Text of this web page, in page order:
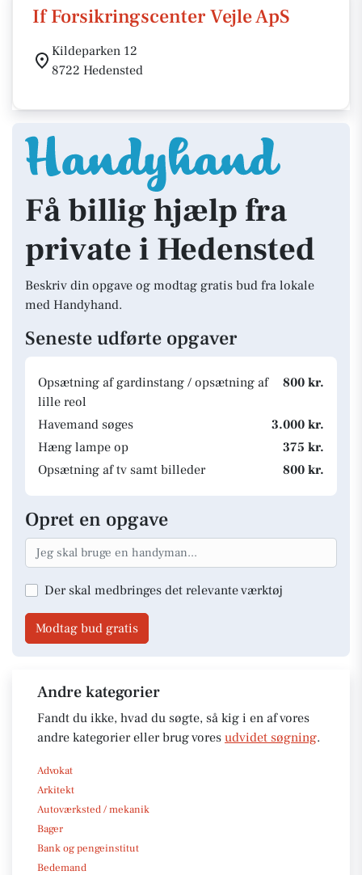
If Forsikringscenter Vejle ApS
Kildeparken 12
8722 Hedensted
Få billig hjælp fra
private i Hedensted
Beskriv din opgave og modtag gratis bud fra lokale
med Handyhand.
Seneste udførte opgaver
Opsætning af gardinstang / opsætning af
lille reol
800 kr.
Havemand søges
3.000 kr.
Hæng lampe op
375 kr.
Opsætning af tv samt billeder
800 kr.
Opret en opgave
Der skal medbringes det relevante værktøj
Modtag bud gratis
Andre kategorier
Fandt du ikke, hvad du søgte, så kig i en af vores
andre kategorier eller brug vores udvidet søgning.
Advokat
Arkitekt
Autoværksted / mekanik
Bager
Bank og pengeinstitut
Bedemand